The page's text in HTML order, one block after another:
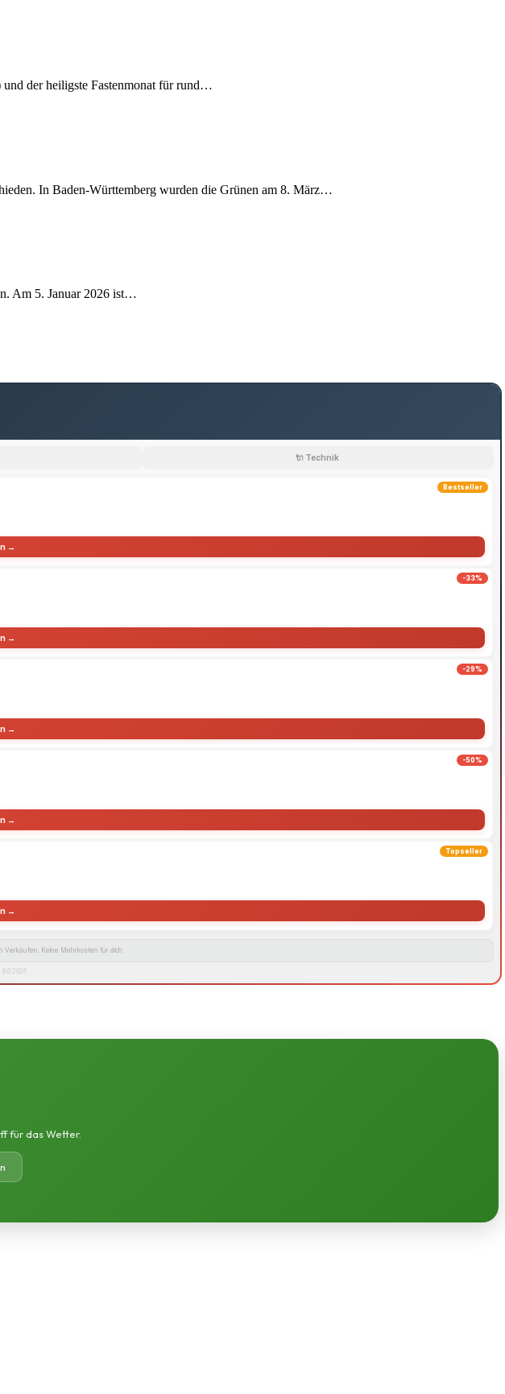
und der heiligste Fastenmonat für rund…
In Baden-Württemberg wurden die Grünen am 8. März…
Am 5. Januar 2026 ist…
🔌 Technik
Bestseller
→
-33%
→
-29%
→
-50%
→
Topseller
→
Keine Mehrkosten für dich.
für das Wetter.